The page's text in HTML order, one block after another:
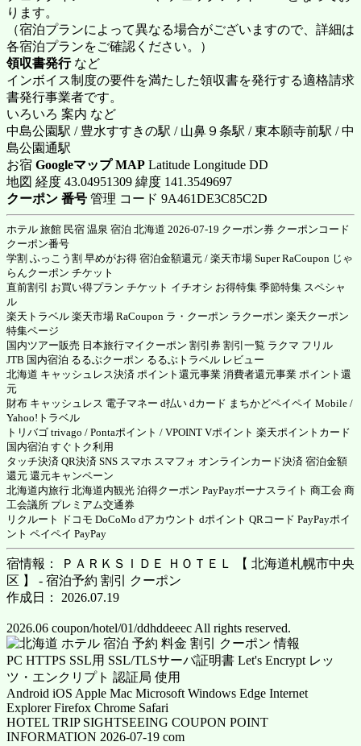
ります。
（宿泊プランによって異なる場合がございますので、詳細は
各宿泊プランをご確認ください。）
領収書発行など
インボイス制度の要件を満たした領収書を発行する適格請求
書発行事業者です。
いろいろ 案内 など
中島公園駅 / 豊水すすきの駅 / 山鼻９条駅 / 東本願寺前駅 / 中
島公園通駅
お宿 Googleマップ MAP Latitude Longitude DD
地図 経度 43.04951309 緯度 141.3549697
クーポン 番号 管理 コード 9A461DE3C85C2D
ホテル 旅館 民宿 温泉 宿泊 北海道 2026-07-19 クーポン券 クーポンコード
クーポン番号
学割 ふっこう割 早めがお得 宿泊金額還元 / 楽天市場 Super RaCoupon じゃ
らんクーポン チケット
直前割引 お買い得プラン チケット イチオシ お得特集 季節特集 スペシャ
ル
楽天トラベル 楽天市場 RaCoupon ラ・クーポン ラクーポン 楽天クーポン
特集ページ
国内ツアー販売 日本旅行マイクーポン 割引券 割引一覧 ラクマ フリル
JTB 国内宿泊 るるぶクーポン るるぶトラベル レビュー
北海道 キャッシュレス決済 ポイント還元事業 消費者還元事業 ポイント還
元
財布 キャッシュレス 電子マネー d払い dカード まちかどペイペイ Mobile /
Yahoo!トラベル
トリバゴ trivago / Pontaポイント / VPOINT Vポイント 楽天ポイントカード
国内宿泊 すぐトク利用
タッチ決済 QR決済 SNS スマホ スマフォ オンラインカード決済 宿泊金額
還元 還元キャンペーン
北海道内旅行 北海道内観光 泊得クーポン PayPayボーナスライト 商工会 商
工会議所 プレミアム交通券
リクルート ドコモ DoCoMo dアカウント dポイント QRコード PayPayポイ
ント ペイペイ PayPay
宿情報： ＰＡＲＫＳＩＤＥ ＨＯＴＥＬ 【 北海道札幌市中央
区 】 - 宿泊予約 割引 クーポン
作成日： 2026.07.19
2026.06 coupon/hotel/01/ddhddeeec All rights reserved.
PC HTTPS SSL用 SSL/TLSサーバ証明書 Let's Encrypt レッ
ツ・エンクリプト 認証局 使用
Android iOS Apple Mac Microsoft Windows Edge Internet
Explorer Firefox Chrome Safari
HOTEL TRIP SIGHTSEEING COUPON POINT
INFORMATION 2026-07-19 com